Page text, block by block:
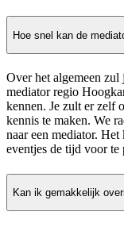
Hoe snel kan de
Over het algemeen
mediator regio
kennen. Je zult er zelf
kennis te maken. We
naar een mediator.
eventjes de tijd voor te
Kan ik gemakkelijk